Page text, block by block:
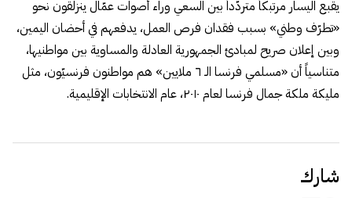
يقبع اليسار مرتبكاً متردّداً بين السعي وراء أصوات عمّال ينزلقون نحو
«تطرّف وطني» بسبب فقدان فرص العمل، يدفعهم في أحضان اليمين،
وبين إعلان صريح لمبادئ الجمهورية العادلة والمساوية بين مواطنيها،
متناسياً أن «مسلمي فرنسا الـ ٦ ملايين» هم مواطنون فرنسيّون، مثل
مليكة ملكة جمال فرنسا لعام ٢٠١٠، عام الانتخابات الإقليمية.
شارك